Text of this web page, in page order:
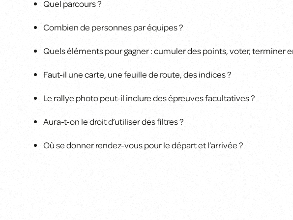
Quel parcours ?
Combien de personnes par équipes ?
Quels éléments pour gagner : cumuler des points, voter, terminer
Faut-il une carte, une feuille de route, des indices ?
Le rallye photo peut-il inclure des épreuves facultatives ?
Aura-t-on le droit d’utiliser des filtres ?
Où se donner rendez-vous pour le départ et l’arrivée ?